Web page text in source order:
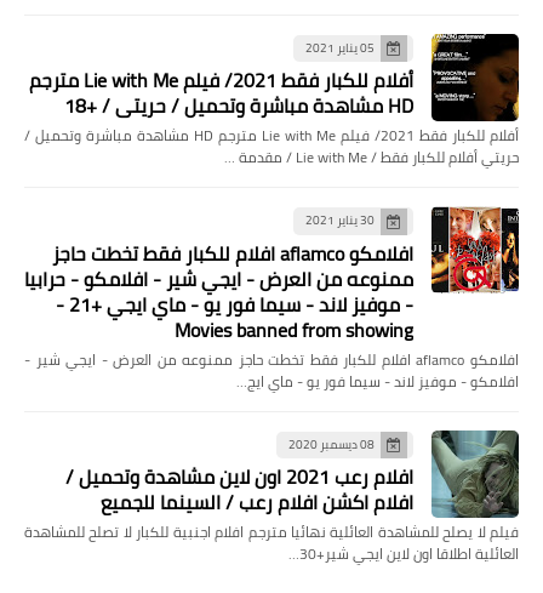
فوائد كريم سكينورين للبشره وحب
الشباب واهم التحذيرات
مقالات
05 يناير 2021
أفلام للكبار فقط 2021/ فيلم Lie with Me مترجم
HD مشاهدة مباشرة وتحميل / حريتي / +18
أفلام للكبار فقط 2021/ فيلم Lie with Me مترجم HD مشاهدة مباشرة وتحميل /
حريتي أفلام للكبار فقط / Lie with Me / مقدمة …
30 يناير 2021
افلامكو aflamco افلام للكبار فقط تخطت حاجز
ممنوعه من العرض - ايجي شير - افلامكو - حرابيا
- موفيز لاند - سيما فور يو - ماي ايجي +21 -
Movies banned from showing
افلامكو aflamco افلام للكبار فقط تخطت حاجز ممنوعه من العرض - ايجي شير -
افلامكو - موفيز لاند - سيما فور يو - ماي ايج…
08 ديسمبر 2020
افلام رعب 2021 اون لاين مشاهدة وتحميل /
افلام اكشن افلام رعب / السينما للجميع
فيلم لا يصلح للمشاهدة العائلية نهائيا مترجم افلام اجنبية للكبار لا تصلح للمشاهدة
العائلية اطلاقا اون لاين ايجي شير+30…